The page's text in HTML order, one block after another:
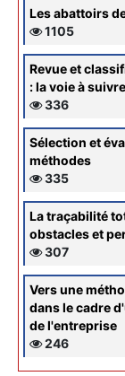
Les abattoirs
1105
Revue et
: la voie à suivre
336
Sélection et
méthodes
335
La traçabilité
obstacles et
307
Vers une
dans le cadre
de l'entreprise
246